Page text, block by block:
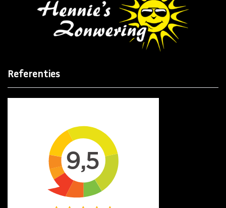
Referenties